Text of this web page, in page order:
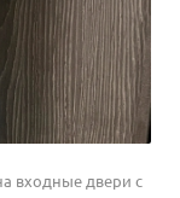
входные двери с